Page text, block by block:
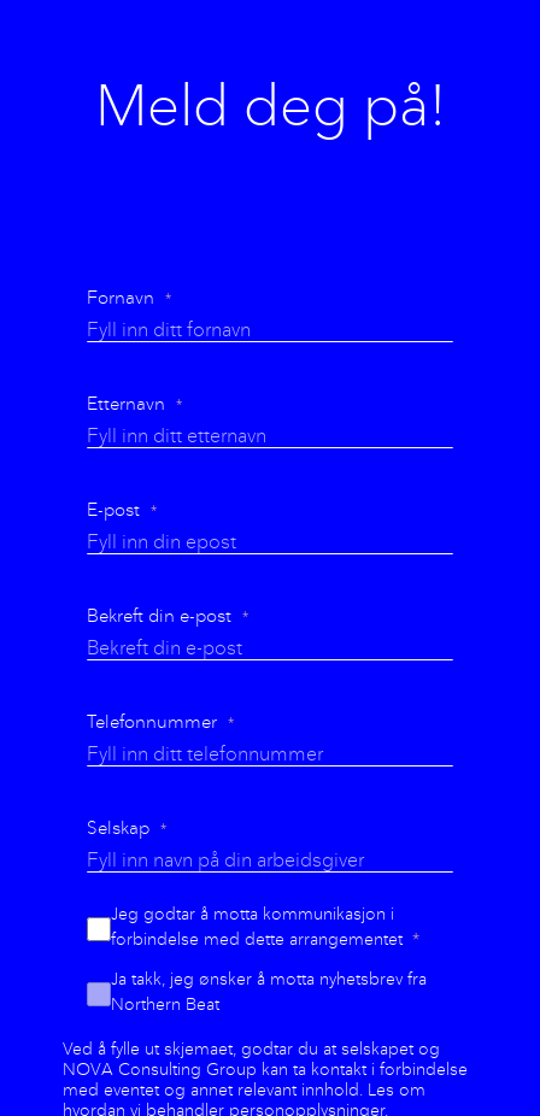
Meld deg på!
Fornavn
Etternavn
E-post
Bekreft din e-post
Telefonnummer
Selskap
Jeg godtar å motta kommunikasjon i
forbindelse med dette arrangementet
Ja takk, jeg ønsker å motta nyhetsbrev fra
Northern Beat
Ved å fylle ut skjemaet, godtar du at selskapet og
NOVA Consulting Group kan ta kontakt i forbindelse
med eventet og annet relevant innhold. Les om
hvordan vi behandler personopplysninger.